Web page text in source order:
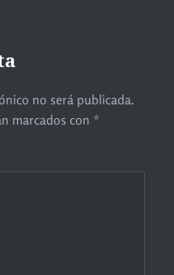
no será publicada.
marcados con *